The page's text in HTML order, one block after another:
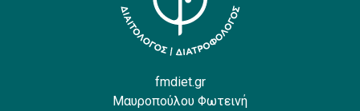
fmdiet.gr
Μαυροπούλου Φωτεινή